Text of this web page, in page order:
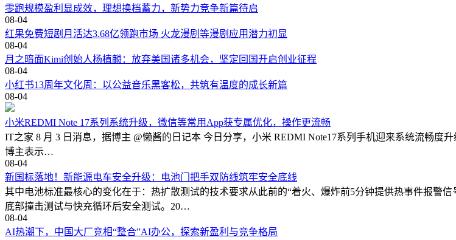
零跑规模盈利显成效，理想换档蓄力，新势力竞争新篇待启
08-04
红果免费短剧月活达3.68亿领跑市场 火龙漫剧等漫剧应用潜力初显
08-04
月之暗面Kimi创始人杨植麟：放弃美国诸多机会，坚定回国开启创业征程
08-04
小红书13周年文化周：以公益音乐黑客松，共筑有温度的成长新篇
08-04
小米REDMI Note 17系列系统升级，微信等常用App获专属优化，操作更流畅
IT之家 8 月 3 日消息，据博主 @懒酱的日记本 今日分享，小米 REDMI Note17系列手机迎来系统流畅度
博主表示…
08-04
新国标落地！新能源电车安全升级：电池门把手双防线筑牢安全底线
其中电池标准最核心的变化在于：热扩散测试的技术要求从此前的“着火、爆炸前5分钟提供热事件报警
底部撞击测试与快充循环后安全测试。20…
08-04
AI热潮下，中国大厂竞相“整合”AI办公，探索新盈利与竞争格局